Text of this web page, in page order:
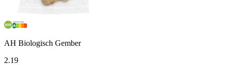
AH Biologisch Gember
2.19